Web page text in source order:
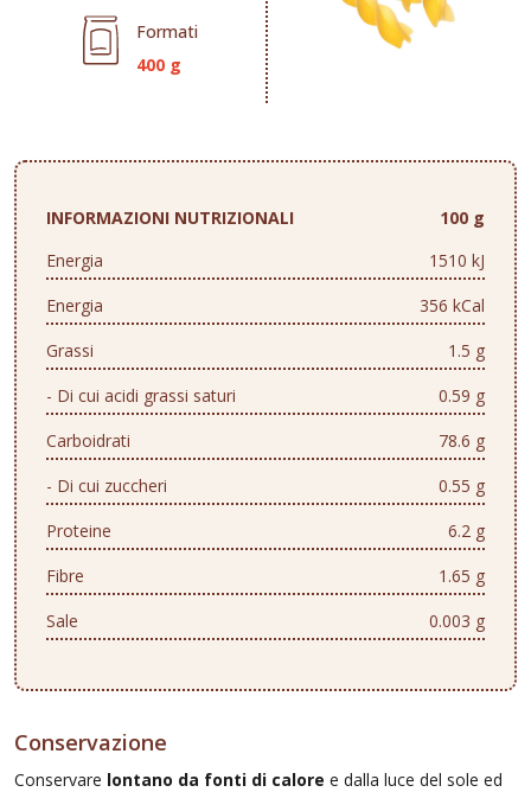
Formati
400 g
INFORMAZIONI NUTRIZIONALI
100 g
Energia
1510 kJ
Energia
356 kCal
Grassi
1.5 g
- Di cui acidi grassi saturi
0.59 g
Carboidrati
78.6 g
- Di cui zuccheri
0.55 g
Proteine
6.2 g
Fibre
1.65 g
Sale
0.003 g
Conservazione
Conservare lontano da fonti di calore e dalla luce del sole ed